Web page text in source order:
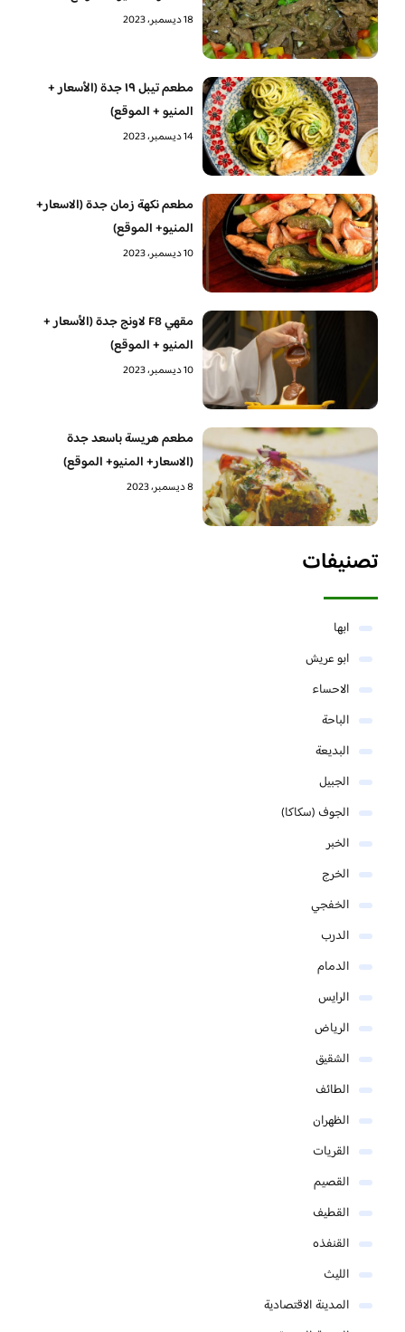
18 ديسمبر، 2023
مطعم تيبل ١٩ جدة (الأسعار +
المنيو + الموقع)
14 ديسمبر، 2023
مطعم نكهة زمان جدة (الاسعار+
المنيو+ الموقع)
10 ديسمبر، 2023
مقهي F8 لاونج جدة (الأسعار +
المنيو + الموقع)
10 ديسمبر، 2023
مطعم هريسة باسعد جدة
(الاسعار+ المنيو+ الموقع)
8 ديسمبر، 2023
تصنيفات
ابها
ابو عريش
الاحساء
الباحة
البديعة
الجبيل
الجوف (سكاكا)
الخبر
الخرج
الخفجي
الدرب
الدمام
الرايس
الرياض
الشقيق
الطائف
الظهران
القريات
القصيم
القطيف
القنفذه
الليث
المدينة الاقتصادية